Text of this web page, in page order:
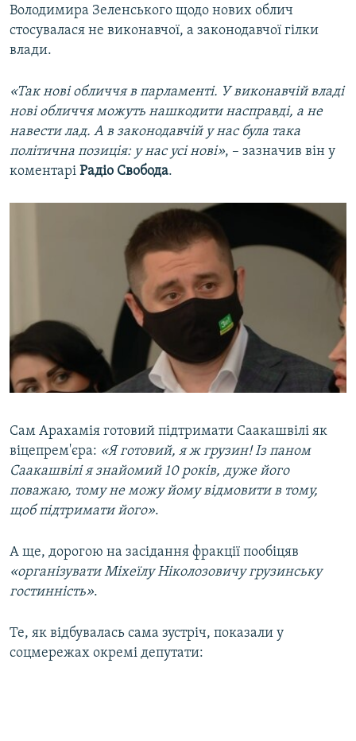
Володимира Зеленського щодо нових облич
стосувалася не виконавчої, а законодавчої гілки
влади.
«Так нові обличчя в парламенті. У виконавчій владі
нові обличчя можуть нашкодити насправді, а не
навести лад. А в законодавчій у нас була така
політична позиція: у нас усі нові», – зазначив він у
коментарі Радіо Свобода.
Сам Арахамія готовий підтримати Саакашвілі як
віцепрем'єра: «Я готовий, я ж грузин! Із паном
Саакашвілі я знайомий 10 років, дуже його
поважаю, тому не можу йому відмовити в тому,
щоб підтримати його».
А ще, дорогою на засідання фракції пообіцяв
«організувати Міхеїлу Ніколозовичу грузинську
гостинність».
Те, як відбувалась сама зустріч, показали у
соцмережах окремі депутати: